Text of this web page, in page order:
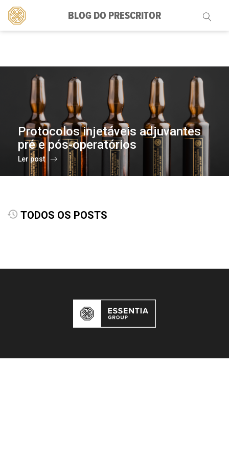
BLOG DO PRESCRITOR
Pesquisar
por:
Protocolos injetáveis adjuvantes
pré e pós-operatórios
Ler post
TODOS OS POSTS